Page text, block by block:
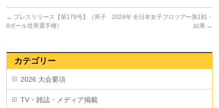
← プレスリリース【第179号】（男子
8ボール世界選手権）
2026年 全日本女子プロツアー第1戦・
結果 →
カテゴリー
2026 大会要項
TV・雑誌・メディア掲載